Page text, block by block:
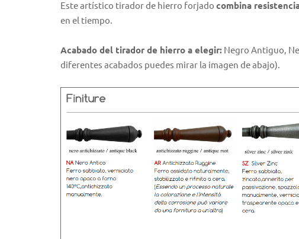
Este artístico tirador de hierro forjado combina
en el tiempo.
Acabado del tirador de hierro a elegir: Negro Antiguo,
diferentes acabados puedes mirar la imagen de abajo).